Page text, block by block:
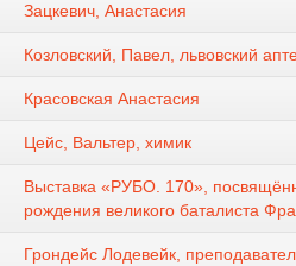
Зацкевич, Анастасия
Козловский, Павел, львовский
Красовская Анастасия
Цейс, Вальтер, химик
Выставка «РУБО. 170»,
рождения великого баталиста
Грондейс Лодевейк,